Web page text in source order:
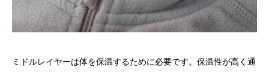
ミドルレイヤーは体を保温するために必要です。保温性が高く通